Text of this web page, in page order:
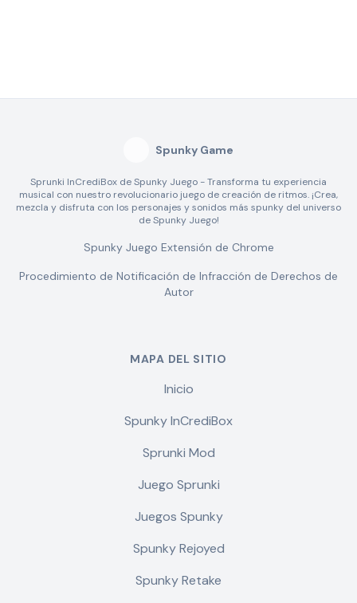
Spunky Game
Sprunki InCrediBox de Spunky Juego - Transforma tu experiencia
musical con nuestro revolucionario juego de creación de ritmos. ¡Crea,
mezcla y disfruta con los personajes y sonidos más spunky del universo
de Spunky Juego!
Spunky Juego Extensión de Chrome
Procedimiento de Notificación de Infracción de Derechos de
Autor
MAPA DEL SITIO
Inicio
Spunky InCrediBox
Sprunki Mod
Juego Sprunki
Juegos Spunky
Spunky Rejoyed
Spunky Retake